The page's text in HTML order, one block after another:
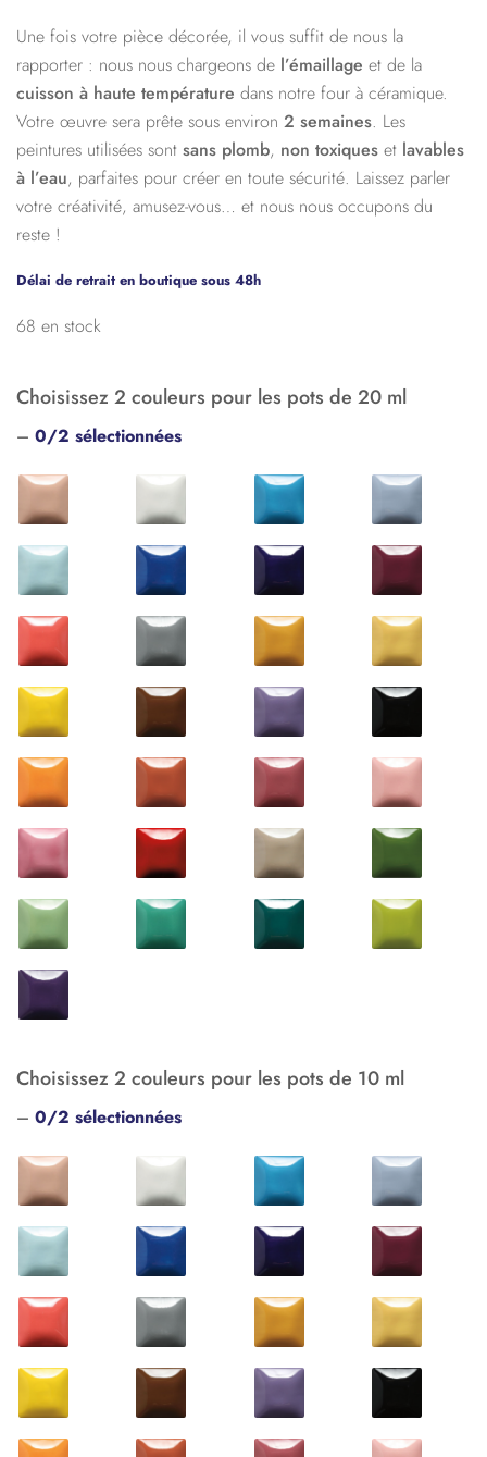
Une fois votre pièce décorée, il vous suffit de nous la
rapporter : nous nous chargeons de l’émaillage et de la
cuisson à haute température dans notre four à céramique.
Votre œuvre sera prête sous environ 2 semaines. Les
peintures utilisées sont sans plomb, non toxiques et lavables
à l’eau, parfaites pour créer en toute sécurité. Laissez parler
votre créativité, amusez-vous… et nous nous occupons du
reste !
Délai de retrait en boutique sous 48h
68 en stock
Choisissez 2 couleurs pour les pots de 20 ml
– 0/2 sélectionnées
Choisissez 2 couleurs pour les pots de 10 ml
– 0/2 sélectionnées